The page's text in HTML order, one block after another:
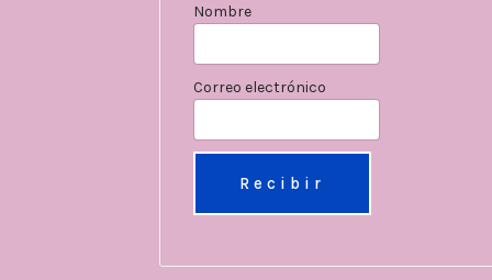
Nombre
Correo electrónico